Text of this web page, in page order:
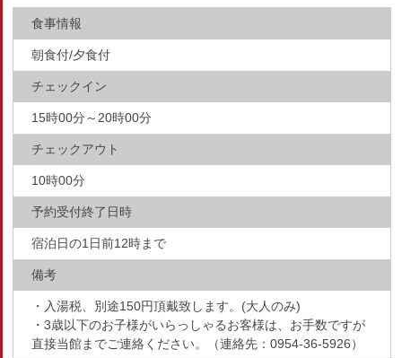
食事情報
朝食付/夕食付
チェックイン
15時00分～20時00分
チェックアウト
10時00分
予約受付終了日時
宿泊日の1日前12時まで
備考
・入湯税、別途150円頂戴致します。(大人のみ)
・3歳以下のお子様がいらっしゃるお客様は、お手数ですが
直接当館までご連絡ください。（連絡先：0954-36-5926）